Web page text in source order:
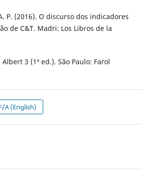
P. (2016). O discurso dos indicadores
de C&T. Madri: Los Libros de la
3 (1ª ed.). São Paulo: Farol
A (English)